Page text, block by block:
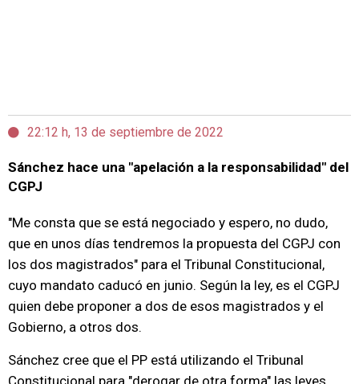
22:12 h, 13 de septiembre de 2022
Sánchez hace una "apelación a la responsabilidad" del
CGPJ
"Me consta que se está negociado y espero, no dudo,
que en unos días tendremos la propuesta del CGPJ con
los dos magistrados" para el Tribunal Constitucional,
cuyo mandato caducó en junio. Según la ley, es el CGPJ
quien debe proponer a dos de esos magistrados y el
Gobierno, a otros dos.
Sánchez cree que el PP está utilizando el Tribunal